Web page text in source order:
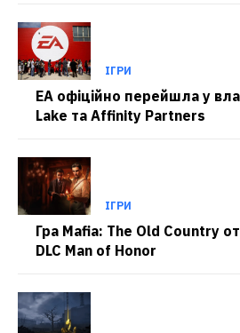
ІГРИ
EA офіційно перейшла у
Lake та Affinity Partners
ІГРИ
Гра Mafia: The Old Country
DLC Man of Honor